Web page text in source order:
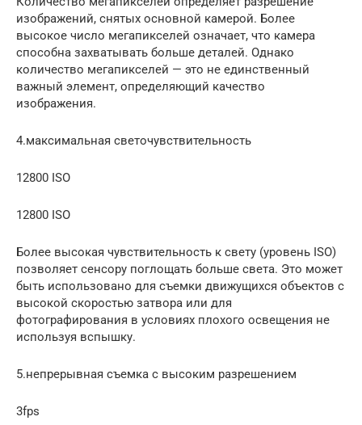
изображений, снятых основной камерой. Более
высокое число мегапикселей означает, что камера
способна захватывать больше деталей. Однако
количество мегапикселей — это не единственный
важный элемент, определяющий качество
изображения.
4.максимальная светочувствительность
12800 ISO
12800 ISO
Более высокая чувствительность к свету (уровень ISO)
позволяет сенсору поглощать больше света. Это может
быть использовано для съемки движущихся объектов с
высокой скоростью затвора или для
фотографирования в условиях плохого освещения не
используя вспышку.
5.непрерывная съемка с высоким разрешением
3fps